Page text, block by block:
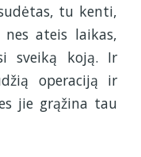
tu kenti,
ateis laikas,
sveiką koją. Ir
operaciją ir
jie grąžina tau